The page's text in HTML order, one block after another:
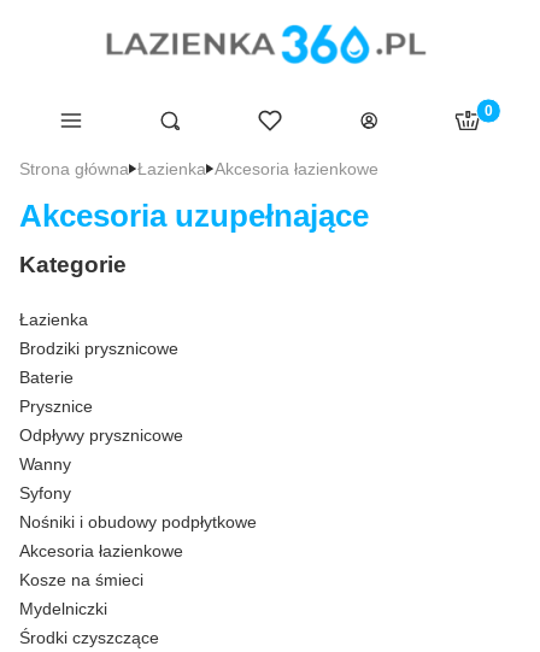
Menu Otwórz wyszukiwarkę
Szukaj Ulubione
Zaloguj się
Produkty
Koszyk
Strona główna Łazienka Akcesoria łazienkowe
Akcesoria uzupełnające
Kategorie
Łazienka
Brodziki prysznicowe
Baterie
Prysznice
Odpływy prysznicowe
Wanny
Syfony
Nośniki i obudowy podpłytkowe
Akcesoria łazienkowe
Kosze na śmieci
Mydelniczki
Środki czyszczące